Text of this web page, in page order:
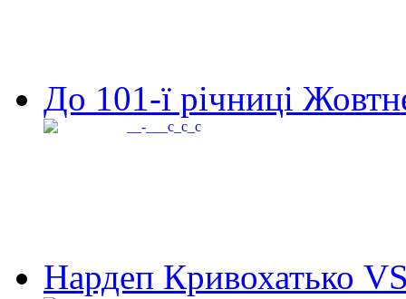
До 101-ї річниці
Нардеп Кривохатько